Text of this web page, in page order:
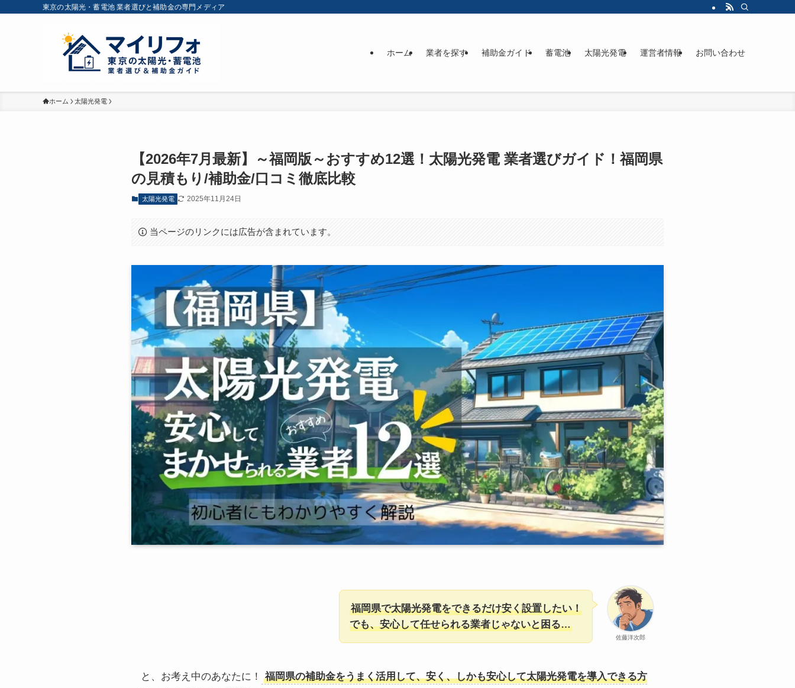
東京の太陽光・蓄電池 業者選びと補助金の専門メディア
ホーム 業者を探す 補助金ガイド 蓄電池 太陽光発電 運営者情報 お問い合わせ
ホーム 太陽光発電
【2026年7月最新】～福岡版～おすすめ12選！太陽光発電 業者選びガイド！福岡県
の見積もり/補助金/口コミ徹底比較
太陽光発電 2025年11月24日
当ページのリンクには広告が含まれています。
佐藤洋次郎
福岡県で太陽光発電をできるだけ安く設置したい！
でも、安心して任せられる業者じゃないと困る…
と、お考え中のあなたに！
福岡県の補助金をうまく活用して、安く、しかも安心して太陽光発電を導入できる方